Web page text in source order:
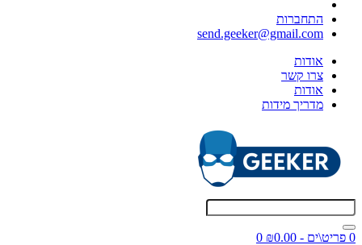
התחברות
send.geeker@gmail.com
אודות
צרו קשר
אודות
מדריך מידות
0 פריט\ים - ₪0.00
0